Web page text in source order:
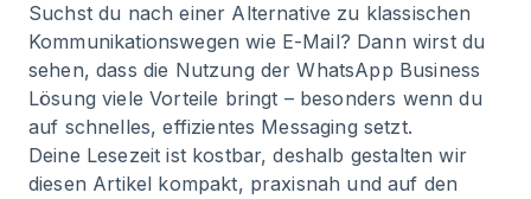
11.FAQ – Häufige Fragen zu WhatsApp Business
Premium
Suchst du nach einer Alternative zu klassischen
Kommunikationswegen wie E-Mail? Dann wirst du
sehen, dass die Nutzung der WhatsApp Business
Lösung viele Vorteile bringt – besonders wenn du
auf schnelles, effizientes Messaging setzt.
Deine Lesezeit ist kostbar, deshalb gestalten wir
diesen Artikel kompakt, praxisnah und auf den